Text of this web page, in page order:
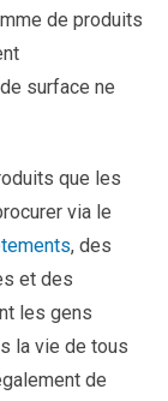
de produits
surface ne
que les
via le
, des
et des
les gens
la vie de tous
de